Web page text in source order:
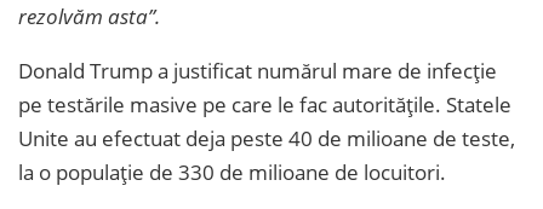
rezolvăm asta”.
Donald Trump a justificat numărul mare de infecție
pe testările masive pe care le fac autoritățile. Statele
Unite au efectuat deja peste 40 de milioane de teste,
la o populație de 330 de milioane de locuitori.